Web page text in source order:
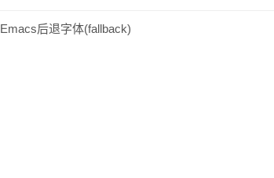
Emacs后退字体(fallback)